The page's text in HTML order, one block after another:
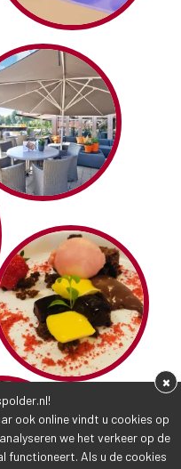
ook online vindt u cookies op
we het verkeer op de
functioneert. Als u de cookies
×